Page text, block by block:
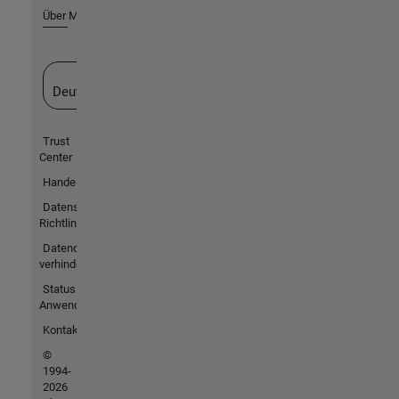
Über MathWorks
Deutschland
Trust
Center
Handelsmarken
Datenschutz-
Richtlinien
Datendiebstahl
verhindern
Status von
Anwendungen
Kontakt
©
1994-
2026